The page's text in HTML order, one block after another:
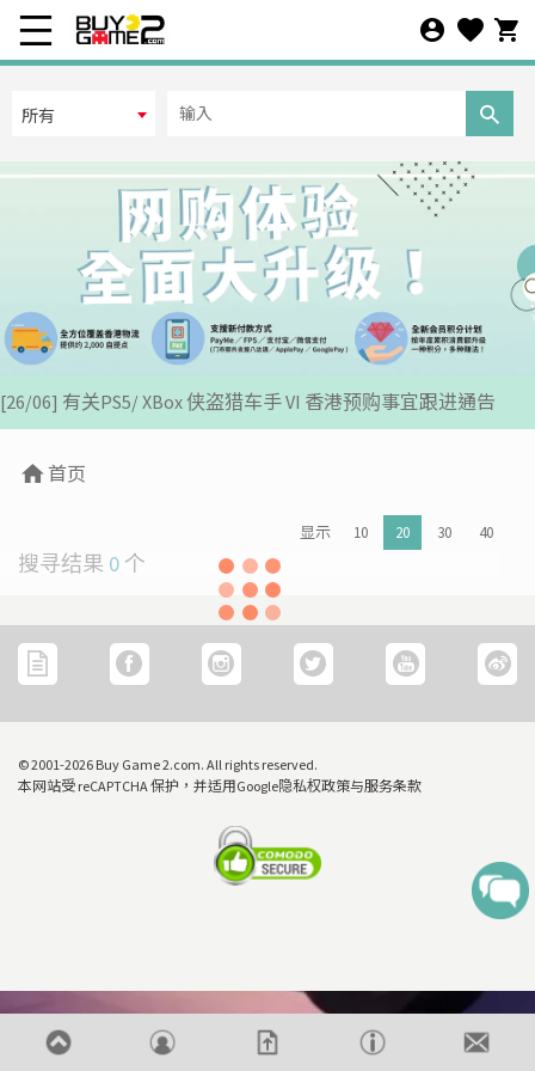
所有
在线人数
所有
其它条件
预设
商品排序
上架时间
价格
[07/12] 24周年购物折第3弹: 圣诞新年优惠 (1-31 DEC 2025)
[02/07] PS5/ XBox Grand Theft Auto VI 香港版预订后续跟进
[26/06] 有关PS5/ XBox 侠盗猎车手 VI 香港预购事宜跟进通告
[22/04] [重要通知] 关于防范网络恶意攻击之重要安全声明
[31/03] 31/3/2026周年盘点暂停营业
[27/03] 星际复活大冒险！年度盘点清货 & Mario Galaxy 激赏祭
[16/02] 门市及网店新春特别营业时间通告
[07/12] 24周年购物折第3弹: 圣诞新年优惠 (1-31 DEC 2025)
[02/07] PS5/ XBox Grand Theft Auto VI 香港版预订后续跟进
首页
显示 10 20 30 40
搜寻结果 0 个
© 2001-2026 Buy Game 2.com. All rights reserved.
本网站受 reCAPTCHA 保护，并适用Google隐私权政策与服务条款